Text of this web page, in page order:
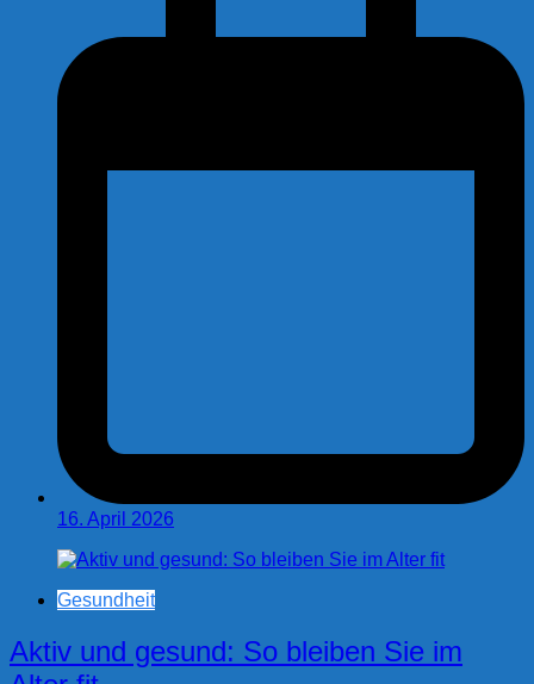
16. April 2026
Gesundheit
Aktiv und gesund: So bleiben Sie im